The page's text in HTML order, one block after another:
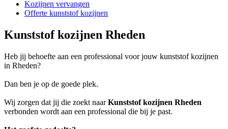
Kozijnen vervangen
Offerte kunststof kozijnen
Kunststof kozijnen Rheden
Heb jij behoefte aan een professional voor jouw kunststof kozijnen
in Rheden?
Dan ben je op de goede plek.
Wij zorgen dat jij die zoekt naarKunststof kozijnen Rheden
verbonden wordt aan een professional die bij je past.